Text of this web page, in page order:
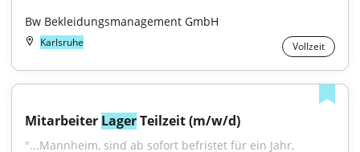
Bw Bekleidungsmanagement GmbH
Karlsruhe Vollzeit
Mitarbeiter Lager Teilzeit (m/w/d)
"...Mannheim, sind ab sofort befristet für ein Jahr,